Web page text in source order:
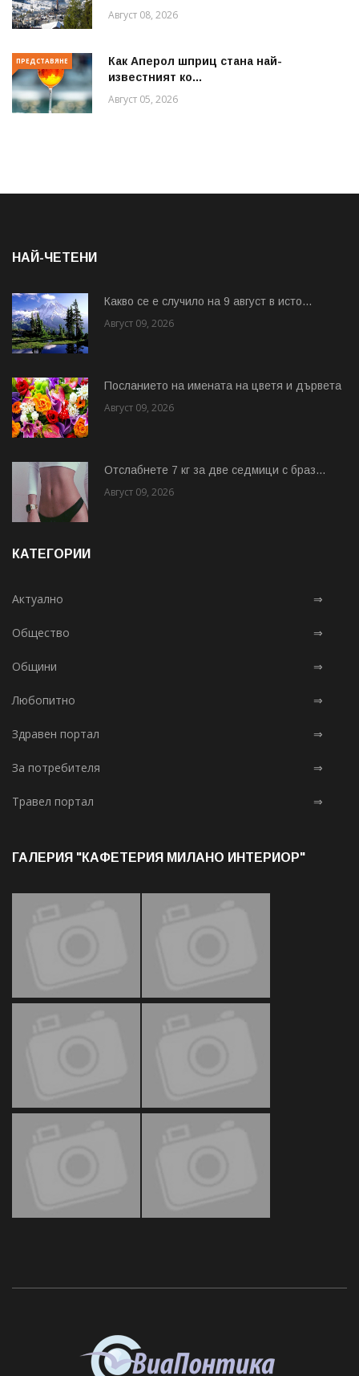
Август 08, 2026
ПРЕДСТАВЯНЕ
Как Аперол шприц стана най-
известният ко...
Август 05, 2026
НАЙ-ЧЕТЕНИ
Какво се е случило на 9 август в исто...
Август 09, 2026
Посланието на имената на цветя и дървета
Август 09, 2026
Отслабнете 7 кг за две седмици с браз...
Август 09, 2026
КАТЕГОРИИ
Актуално ⇒
Общество ⇒
Общини ⇒
Любопитно ⇒
Здравен портал ⇒
За потребителя ⇒
Травел портал ⇒
ГАЛЕРИЯ "КАФЕТЕРИЯ МИЛАНО ИНТЕРИОР"